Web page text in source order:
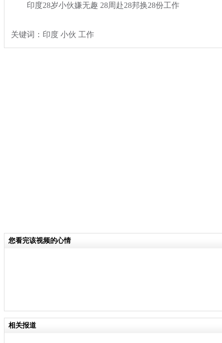
印度28岁小伙嫌无趣 28周赴28邦换28份工作
关键词：印度 小伙 工作
您看完该视频的心情
相关报道